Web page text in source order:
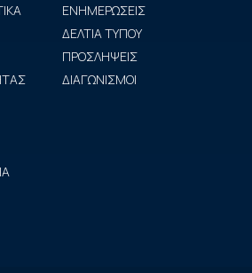
ΕΝΗΜΕΡΩΣΕΙΣ
ΔΕΛΤΙΑ ΤΥΠΟΥ
ΠΡΟΣΛΗΨΕΙΣ
ΔΙΑΓΩΝΙΣΜΟΙ